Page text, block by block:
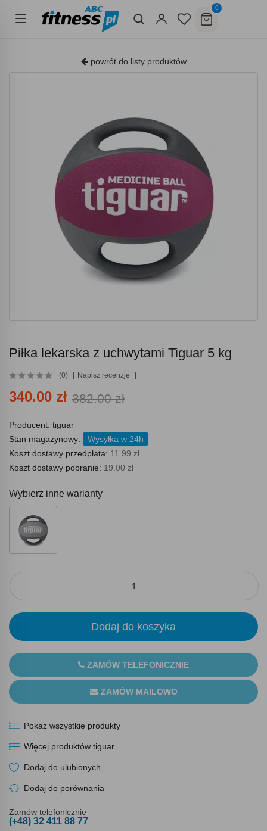
0
powrót do listy produktów
Piłka lekarska z uchwytami Tiguar 5 kg
(0) Napisz recenzję
340.00 zł 382.00 zł
Producent: tiguar
Stan magazynowy:
Wysyłka w 24h
Koszt dostawy przedpłata: 11.99 zł
Koszt dostawy pobranie: 19.00 zł
Wybierz inne warianty
Dodaj do koszyka
ZAMÓW TELEFONICZNIE
ZAMÓW MAILOWO
Pokaż wszystkie produkty
Więcej produktów tiguar
Dodaj do ulubionych
Dodaj do porównania
Zamów telefonicznie
(+48) 32 411 88 77